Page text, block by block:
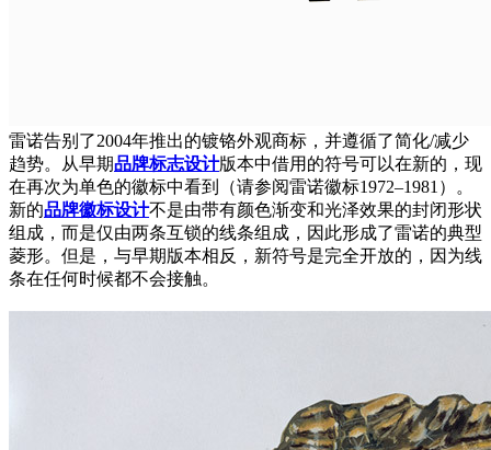
雷诺告别了2004年推出的镀铬外观商标，并遵循了简化/减少
趋势。从早期品牌标志设计版本中借用的符号可以在新的，现
在再次为单色的徽标中看到（请参阅雷诺徽标1972–1981）。
新的品牌徽标设计不是由带有颜色渐变和光泽效果的封闭形状
组成，而是仅由两条互锁的线条组成，因此形成了雷诺的典型
菱形。但是，与早期版本相反，新符号是完全开放的，因为线
条在任何时候都不会接触。